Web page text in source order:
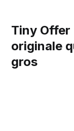
Tiny
originale
gros